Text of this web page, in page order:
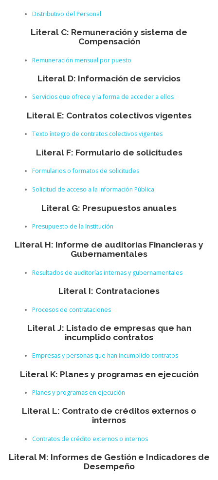
Distributivo del Personal
Literal C: Remuneración y sistema de
Compensación
Remuneración mensual por puesto
Literal D: Información de servicios
Servicios que ofrece y la forma de acceder a ellos
Literal E: Contratos colectivos vigentes
Texto íntegro de contratos colectivos vigentes
Literal F: Formulario de solicitudes
Formularios o formatos de solicitudes
Solicitud de acceso a la Información Pública
Literal G: Presupuestos anuales
Presupuesto de la Institución
Literal H: Informe de auditorías Financieras y
Gubernamentales
Resultados de auditorías internas y gubernamentales
Literal I: Contrataciones
Procesos de contrataciones
Literal J: Listado de empresas que han
incumplido contratos
Empresas y personas que han incumplido contratos
Literal K: Planes y programas en ejecución
Planes y programas en ejecución
Literal L: Contrato de créditos externos o
internos
Contratos de crédito externos o internos
Literal M: Informes de Gestión e Indicadores de
Desempeño